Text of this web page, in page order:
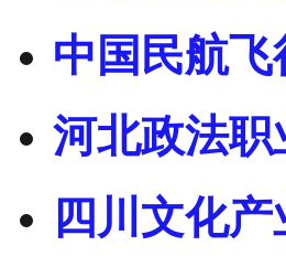
中国民航飞
河北政法职
四川文化